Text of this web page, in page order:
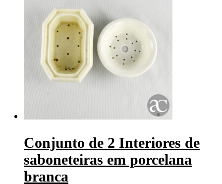
Conjunto de 2 Interiores de
saboneteiras em porcelana
branca